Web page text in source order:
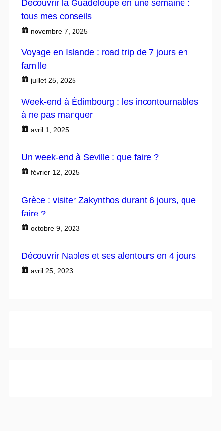
Découvrir la Guadeloupe en une semaine :
tous mes conseils
novembre 7, 2025
Voyage en Islande : road trip de 7 jours en
famille
juillet 25, 2025
Week-end à Édimbourg : les incontournables
à ne pas manquer
avril 1, 2025
Un week-end à Seville : que faire ?
février 12, 2025
Grèce : visiter Zakynthos durant 6 jours, que
faire ?
octobre 9, 2023
Découvrir Naples et ses alentours en 4 jours
avril 25, 2023